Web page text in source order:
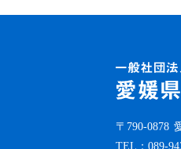
〒790-0878
TEL： 089-